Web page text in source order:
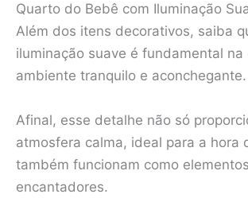
Quarto do Bebê com Iluminação
Além dos itens decorativos, saiba
iluminação suave é fundamental na
ambiente tranquilo e aconchegante.
Afinal, esse detalhe não só
atmosfera calma, ideal para a hora
também funcionam como
encantadores.